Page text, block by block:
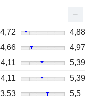
4,72
4,88
4,66
4,97
4,11
5,39
4,11
5,39
3,53
5,5